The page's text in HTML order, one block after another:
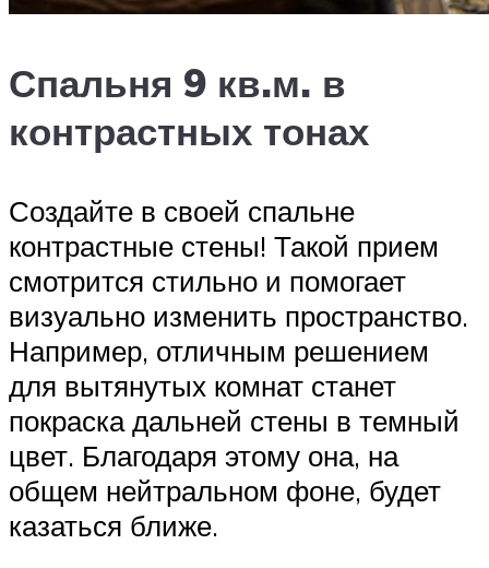
Спальня 9 кв.м. в
контрастных тонах
Создайте в своей спальне
контрастные стены! Такой прием
смотрится стильно и помогает
визуально изменить пространство.
Например, отличным решением
для вытянутых комнат станет
покраска дальней стены в темный
цвет. Благодаря этому она, на
общем нейтральном фоне, будет
казаться ближе.